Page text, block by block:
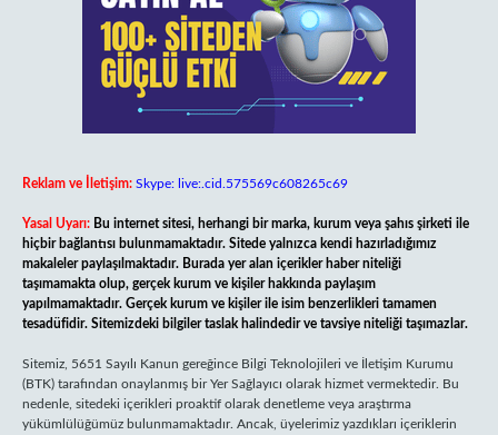
Reklam ve İletişim: Skype: live:.cid.575569c608265c69
Yasal Uyarı: Bu internet sitesi, herhangi bir marka, kurum veya şahıs şirketi ile
hiçbir bağlantısı bulunmamaktadır. Sitede yalnızca kendi hazırladığımız
makaleler paylaşılmaktadır. Burada yer alan içerikler haber niteliği
taşımamakta olup, gerçek kurum ve kişiler hakkında paylaşım
yapılmamaktadır. Gerçek kurum ve kişiler ile isim benzerlikleri tamamen
tesadüfidir. Sitemizdeki bilgiler taslak halindedir ve tavsiye niteliği taşımazlar.
Sitemiz, 5651 Sayılı Kanun gereğince Bilgi Teknolojileri ve İletişim Kurumu
(BTK) tarafından onaylanmış bir Yer Sağlayıcı olarak hizmet vermektedir. Bu
nedenle, sitedeki içerikleri proaktif olarak denetleme veya araştırma
yükümlülüğümüz bulunmamaktadır. Ancak, üyelerimiz yazdıkları içeriklerin